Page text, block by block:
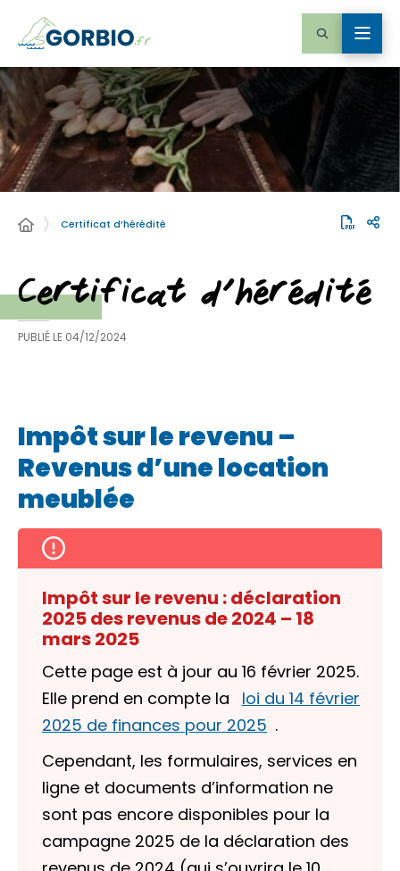
Certificat d’hérédité
Certificat d’hérédité
PUBLIÉ LE 04/12/2024
Impôt sur le revenu –
Revenus d’une location
meublée
Impôt sur le revenu : déclaration
2025 des revenus de 2024 – 18
mars 2025
Cette page est à jour au 16 février 2025.
Elle prend en compte la
loi du 14 février
2025 de finances pour 2025 .
Cependant, les formulaires, services en
ligne et documents d’information ne
sont pas encore disponibles pour la
campagne 2025 de la déclaration des